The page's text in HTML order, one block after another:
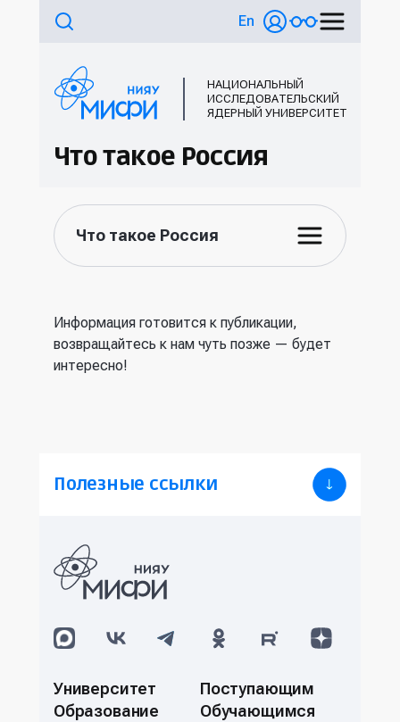
En
НАЦИОНАЛЬНЫЙ
ИССЛЕДОВАТЕЛЬСКИЙ
ЯДЕРНЫЙ УНИВЕРСИТЕТ
Что такое Россия
Информация готовится к публикации,
возвращайтесь к нам чуть позже — будет
интересно!
Что такое Россия
Полезные ссылки
Университет
Образование
Поступающим
Обучающимся